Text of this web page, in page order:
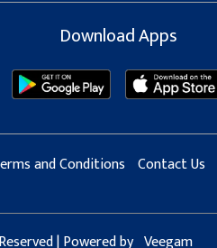
Download Apps
and Conditions Contact Us
| Powered by Veegam